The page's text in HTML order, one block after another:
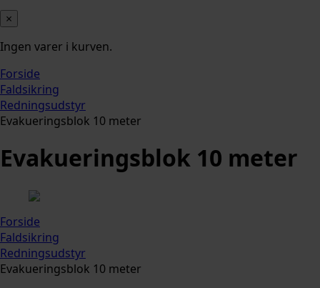
×
Ingen varer i kurven.
Forside
Faldsikring
Redningsudstyr
Evakueringsblok 10 meter
Evakueringsblok 10 meter
Forside
Faldsikring
Redningsudstyr
Evakueringsblok 10 meter